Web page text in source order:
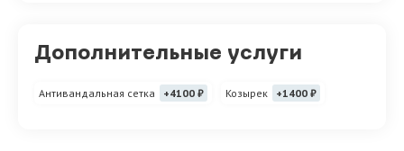
Дополнительные услуги
Антивандальная сетка +4100 ₽ Козырек +1400 ₽